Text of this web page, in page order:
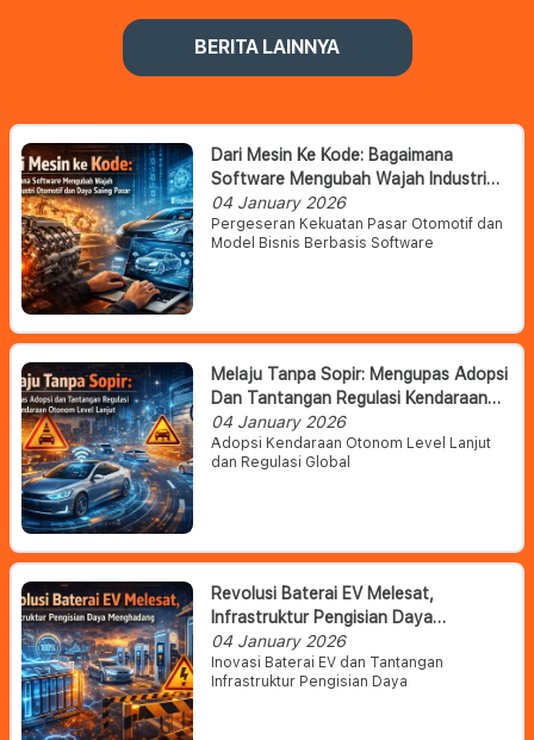
BERITA LAINNYA
Dari Mesin Ke Kode: Bagaimana
Software Mengubah Wajah Industri
Otomotif Dan Daya Saing Pasar
04 January 2026
Pergeseran Kekuatan Pasar Otomotif dan
Model Bisnis Berbasis Software
Melaju Tanpa Sopir: Mengupas Adopsi
Dan Tantangan Regulasi Kendaraan
Otonom Level Lanjut
04 January 2026
Adopsi Kendaraan Otonom Level Lanjut
dan Regulasi Global
Revolusi Baterai EV Melesat,
Infrastruktur Pengisian Daya
Menghadang
04 January 2026
Inovasi Baterai EV dan Tantangan
Infrastruktur Pengisian Daya